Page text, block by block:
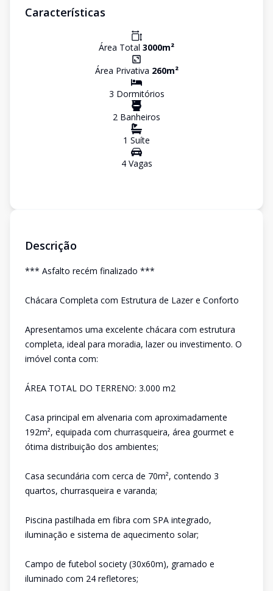
Características
Área Total 3000m²
Área Privativa 260m²
3 Dormitórios
2 Banheiros
1 Suíte
4Vagas
Descrição
*** Asfalto recém finalizado ***
Chácara Completa com Estrutura de Lazer e Conforto
Apresentamos uma excelente chácara com estrutura
completa, ideal para moradia, lazer ou investimento. O
imóvel conta com:
ÁREA TOTAL DO TERRENO: 3.000 m2
Casa principal em alvenaria com aproximadamente
192m², equipada com churrasqueira, área gourmet e
ótima distribuição dos ambientes;
Casa secundária com cerca de 70m², contendo 3
quartos, churrasqueira e varanda;
Piscina pastilhada em fibra com SPA integrado,
iluminação e sistema de aquecimento solar;
Campo de futebol society (30x60m), gramado e
iluminado com 24 refletores;